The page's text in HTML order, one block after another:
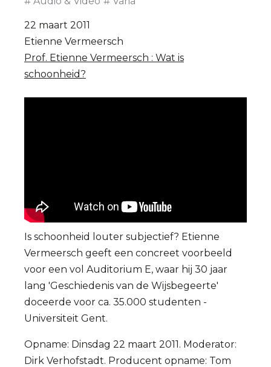
22 maart 2011
Etienne Vermeersch
Prof. Etienne Vermeersch : Wat is
schoonheid?
Is schoonheid louter subjectief? Etienne
Vermeersch geeft een concreet voorbeeld
voor een vol Auditorium E, waar hij 30 jaar
lang 'Geschiedenis van de Wijsbegeerte'
doceerde voor ca. 35.000 studenten -
Universiteit Gent.
Opname: Dinsdag 22 maart 2011. Moderator:
Dirk Verhofstadt. Producent opname: Tom